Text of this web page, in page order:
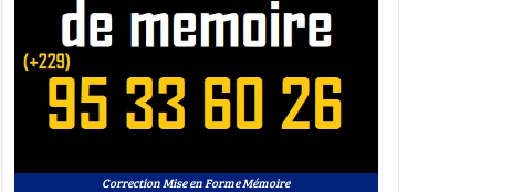
Correction Mise en Forme Mémoire